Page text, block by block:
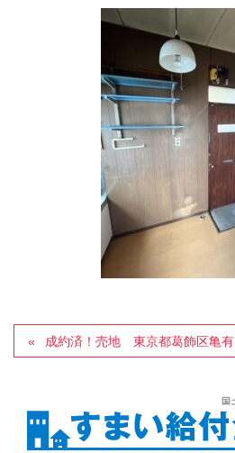
成約済！売地 東京都葛飾区亀有